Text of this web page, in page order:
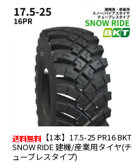
【1本】17.5-25 PR16 BKT
SNOW RIDE 建機/産業用タイヤ(チ
ューブレスタイプ)